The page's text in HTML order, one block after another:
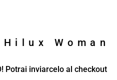
Woman
Potrai inviarcelo al checkout